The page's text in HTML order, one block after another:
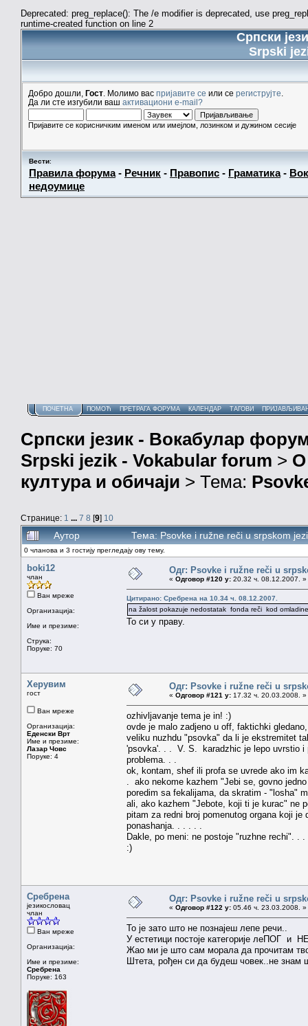
Deprecated: preg_replace(): The /e modifier is deprecated, use
runtime-created function on line 2
Српски
Srpski
Добро дошли, Гост . Молимо вас пријавите се или се региструјте
Да ли сте изгубили ваш активациони e-mail?
Пријавите се корисничким именом или имејлом, лозинком и дужином сесије
Вести:
Правила форума- Речник - Правопис - Граматика-
недоумице
ПОЧЕТНА ПОМОЋ ПРЕТРАГА ФОРУМА КАЛЕНДАР ТАГОВИ
Српски језик - Вокабулар
Srpski jezik - Vokabular forum > О
култура и обичаји > Тема:
Странице: 1 ... 7 8 [9] 10
Аутор Тема: Psovke i ružne reči u srpskom
0 чланова и 3 гостију прегледају ову тему.
boki12
члан
Ван мреже
Организација:
Име и презиме:
Струка:
Поруке: 70
Одг: Psovke i ružne reči u
« Одговор #120 у: 20.32 ч. 08.12.2007. »
Цитирано: Сребрена на 10.34 ч. 08.12.2007.
na žalost pokazuje nedostatak fonda reči kod
То си у праву.
Херувим
гост
Ван мреже
Организација:
Еденски Врт
Име и презиме:
Лазар Човс
Поруке: 4
Одг: Psovke i ružne reči u
« Одговор #121 у: 17.32 ч. 20.03.2008. »
ozhivljavanje tema je in! :)
ovde je malo zadjeno u off, faktichki
veliku nuzhdu "psovka" da li je ekstremitet
'psovka'. . . V. S. karadzhic je lepo uvrstio i
problema. . .
ok, kontam, shef ili profa se uvrede ako im
. ako nekome kazhem "Jebi se, govno
poredim sa fekalijama, da skratim - "losha"
ali, ako kazhem "Jebote, koji ti je kurac" ne
pitam za redni broj pomenutog organa koji
ponashanja. . . . . .
Dakle, po meni: ne postoje "ruzhne rechi". . .
:)
Сребрена
језикословац
члан
Ван мреже
Организација:
Име и презиме:
Сребрена
Поруке: 163
Одг: Psovke i ružne reči u
« Одговор #122 у: 05.46 ч. 23.03.2008. »
То је зато што не познајеш лепе речи..
У естетици постоје категорије леПОГ и
Жао ми је што сам морала да прочитам
Штета, рођен си да будеш човек..не знам